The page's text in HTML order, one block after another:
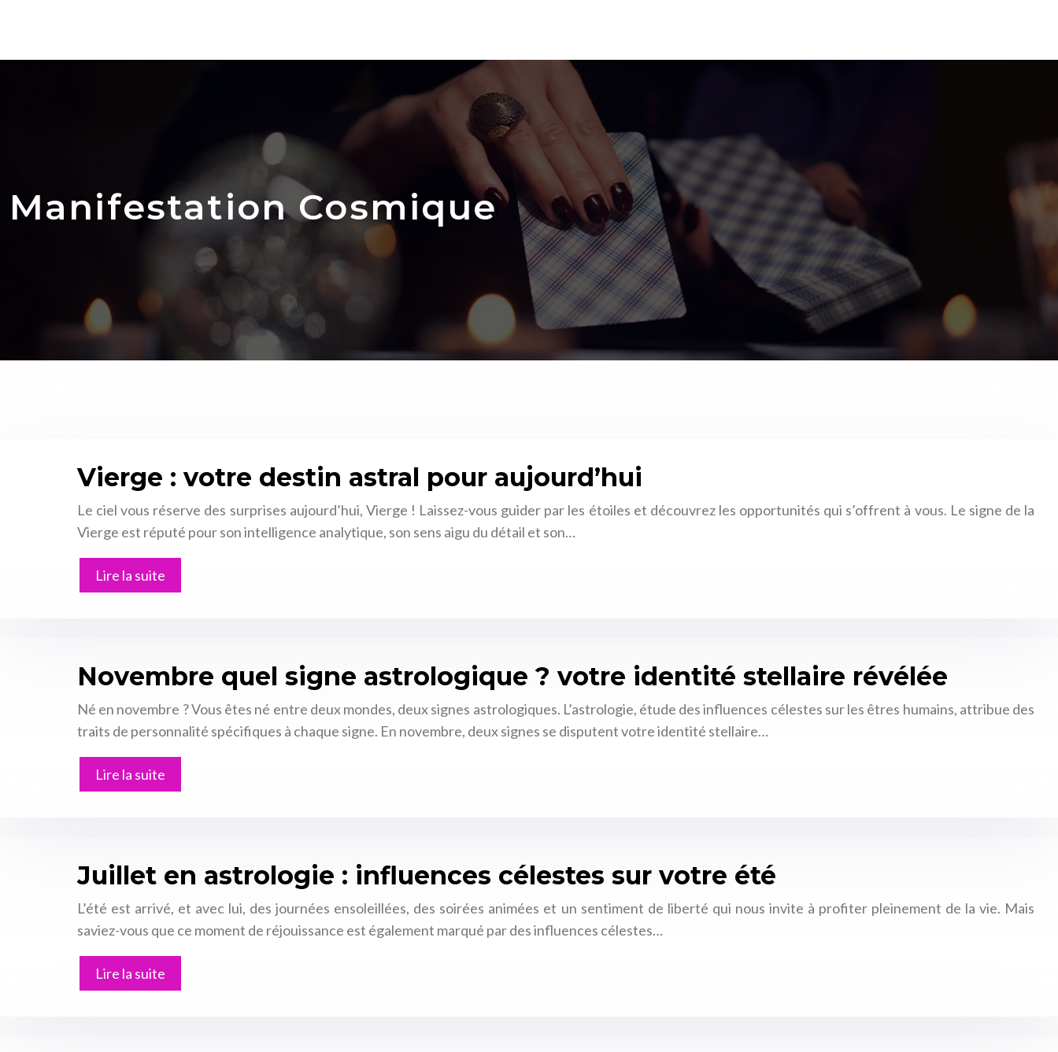
Manifestation Cosmique
Vierge : votre destin astral pour aujourd’hui
Le ciel vous réserve des surprises aujourd’hui, Vierge ! Laissez-vous guider par les étoiles et découvrez les opportunités qui s’offrent à vous. Le signe de la
Vierge est réputé pour son intelligence analytique, son sens aigu du détail et son…
Lire la suite
Novembre quel signe astrologique ? votre identité stellaire révélée
Né en novembre ? Vous êtes né entre deux mondes, deux signes astrologiques. L’astrologie, étude des influences célestes sur les êtres humains, attribue des
traits de personnalité spécifiques à chaque signe. En novembre, deux signes se disputent votre identité stellaire…
Lire la suite
Juillet en astrologie : influences célestes sur votre été
L’été est arrivé, et avec lui, des journées ensoleillées, des soirées animées et un sentiment de liberté qui nous invite à profiter pleinement de la vie. Mais
saviez-vous que ce moment de réjouissance est également marqué par des influences célestes…
Lire la suite